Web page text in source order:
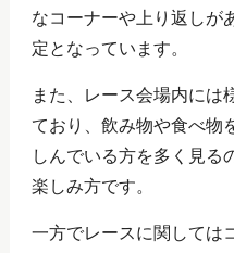
なコーナーや上り返しが
定となっています。
また、レース会場内には
ており、飲み物や食べ物
しんでいる方を多く見る
楽しみ方です。
一方でレースに関しては